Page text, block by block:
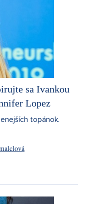
sa Ivankou
Lopez
topánok.